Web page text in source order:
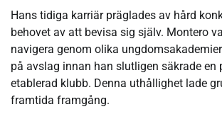
Hans tidiga karriär präglades av hård
behovet av att bevisa sig själv. Montero
navigera genom olika
på avslag innan han slutligen säkrade en
etablerad klubb. Denna uthållighet lade
framtida framgång.